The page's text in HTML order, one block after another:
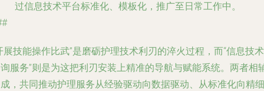
过信息技术平台标准化、模板化，推广至日常工作中。
展技能操作比武”是磨砺护理技术利刃的淬火过程，而“信息技术
服务”则是为这把利刃安装上精准的导航与赋能系统。两者相
，共同推动护理服务从经验驱动向数据驱动、从标准化向精细